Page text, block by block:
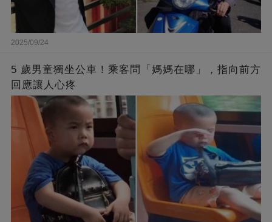
2025/09/24
5 歲男童獨坐公車！乘客問「媽媽在哪」，指向前方
回應讓人心疼